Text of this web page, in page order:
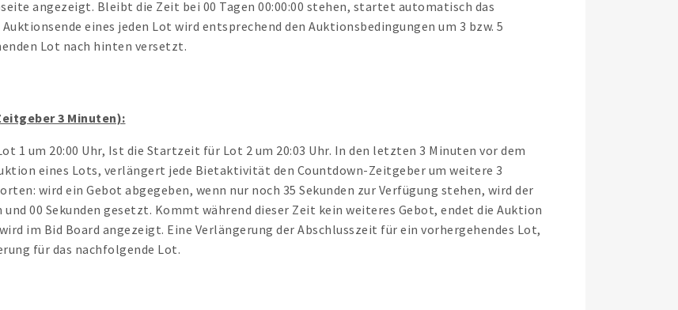
angezeigt. Bleibt die Zeit bei 00 Tagen 00:00:00 stehen, startet automatisch das
eines jeden Lot wird entsprechend den Auktionsbedingungen um 3 bzw. 5
Lot nach hinten versetzt.
3 Minuten):
1 um 20:00 Uhr, Ist die Startzeit für Lot 2 um 20:03 Uhr. In den letzten 3 Minuten vor dem
eines Lots, verlängert jede Bietaktivität den Countdown-Zeitgeber um weitere 3
wird ein Gebot abgegeben, wenn nur noch 35 Sekunden zur Verfügung stehen, wird der
00 Sekunden gesetzt. Kommt während dieser Zeit kein weiteres Gebot, endet die Auktion
im Bid Board angezeigt. Eine Verlängerung der Abschlusszeit für ein vorhergehendes Lot,
für das nachfolgende Lot.